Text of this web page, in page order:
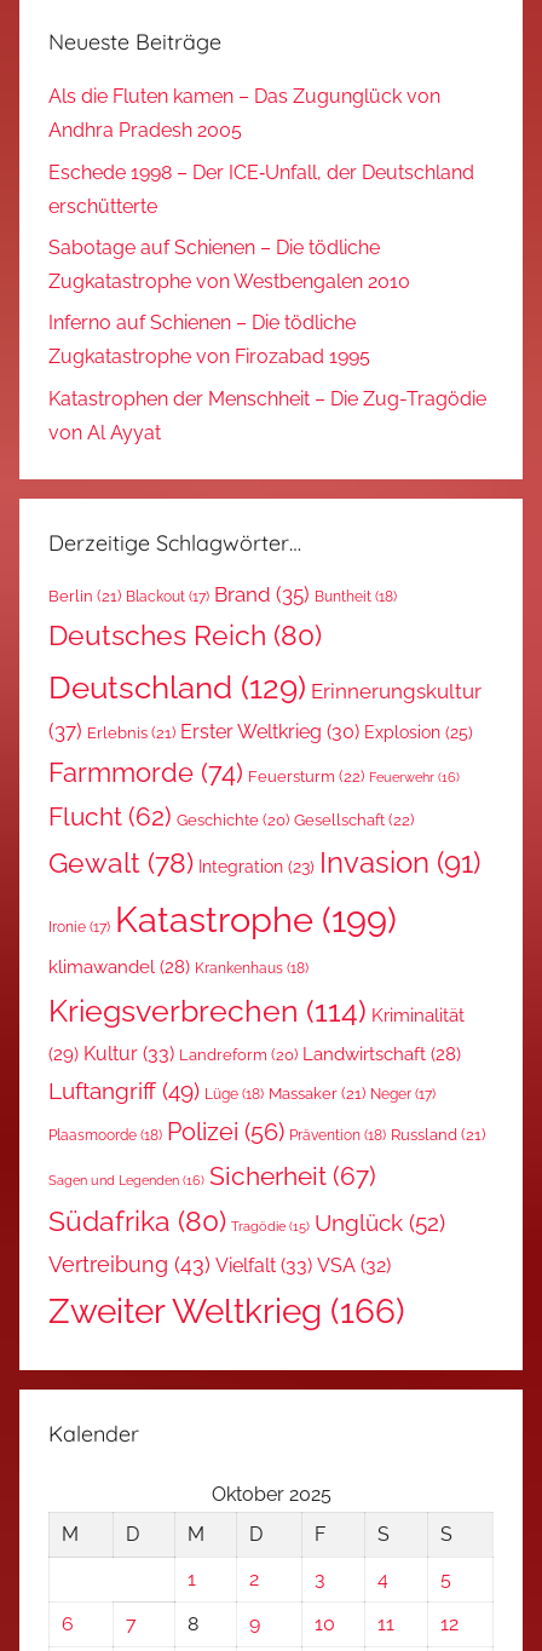
Neueste Beiträge
Als die Fluten kamen – Das Zugunglück von
Andhra Pradesh 2005
Eschede 1998 – Der ICE‑Unfall, der Deutschland
erschütterte
Sabotage auf Schienen – Die tödliche
Zugkatastrophe von Westbengalen 2010
Inferno auf Schienen – Die tödliche
Zugkatastrophe von Firozabad 1995
Katastrophen der Menschheit – Die Zug-Tragödie
von Al Ayyat
Derzeitige Schlagwörter…
Berlin (21) Blackout (17) Brand (35) Buntheit (18)
Deutsches Reich (80)
Deutschland (129) Erinnerungskultur
(37) Erlebnis (21) Erster Weltkrieg (30) Explosion (25)
Farmmorde (74) Feuersturm (22) Feuerwehr (16)
Flucht (62) Geschichte (20) Gesellschaft(22)
Gewalt (78) Integration (23) Invasion (91)
Ironie (17) Katastrophe (199)
klimawandel (28) Krankenhaus (18)
Kriegsverbrechen (114) Kriminalität
(29) Kultur (33) Landreform (20) Landwirtschaft (28)
Luftangriff (49) Lüge (18) Massaker (21) Neger (17)
Plaasmoorde (18) Polizei (56) Prävention (18) Russland (21)
Sagen und Legenden (16) Sicherheit (67)
Südafrika (80) Tragödie (15) Unglück (52)
Vertreibung (43) Vielfalt (33) VSA (32)
Zweiter Weltkrieg (166)
Kalender
Oktober 2025
M
D M D F S
S
1
2 3 4
5
6
7 8 9 10 11
12